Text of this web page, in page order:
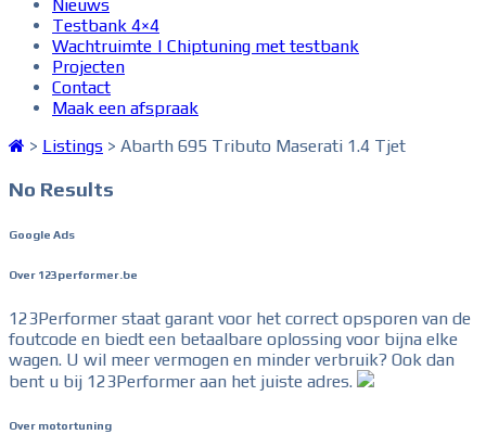
Nieuws
Testbank 4×4
Wachtruimte | Chiptuning met testbank
Projecten
Contact
Maak een afspraak
> Listings > Abarth 695 Tributo Maserati 1.4 Tjet
No Results
Google Ads
Over 123performer.be
123Performer staat garant voor het correct opsporen van de
foutcode en biedt een betaalbare oplossing voor bijna elke
wagen. U wil meer vermogen en minder verbruik? Ook dan
bent u bij 123Performer aan het juiste adres.
Over motortuning